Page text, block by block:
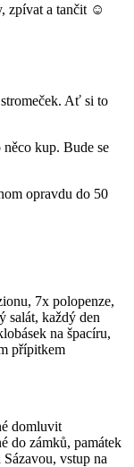
zpívat a tančit ☺
Ať si to
kup. Bude se
opravdu do 50
7x polopenze,
salát, každý den
na špacíru,
přípitkem
domluvit
do zámků, památek
vstup na